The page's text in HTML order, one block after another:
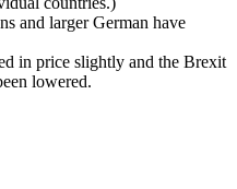
and larger German have
in price slightly and the Brexit
lowered.